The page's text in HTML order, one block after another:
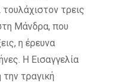
τρεις
Μάνδρα, που
η έρευνα
Η Εισαγγελία
τραγική